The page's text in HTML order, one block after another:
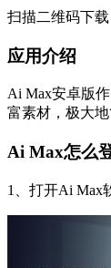
扫描二维码下载
应用介绍
Ai Max安卓版
富素材，极大
Ai Max怎么
1、打开Ai Max